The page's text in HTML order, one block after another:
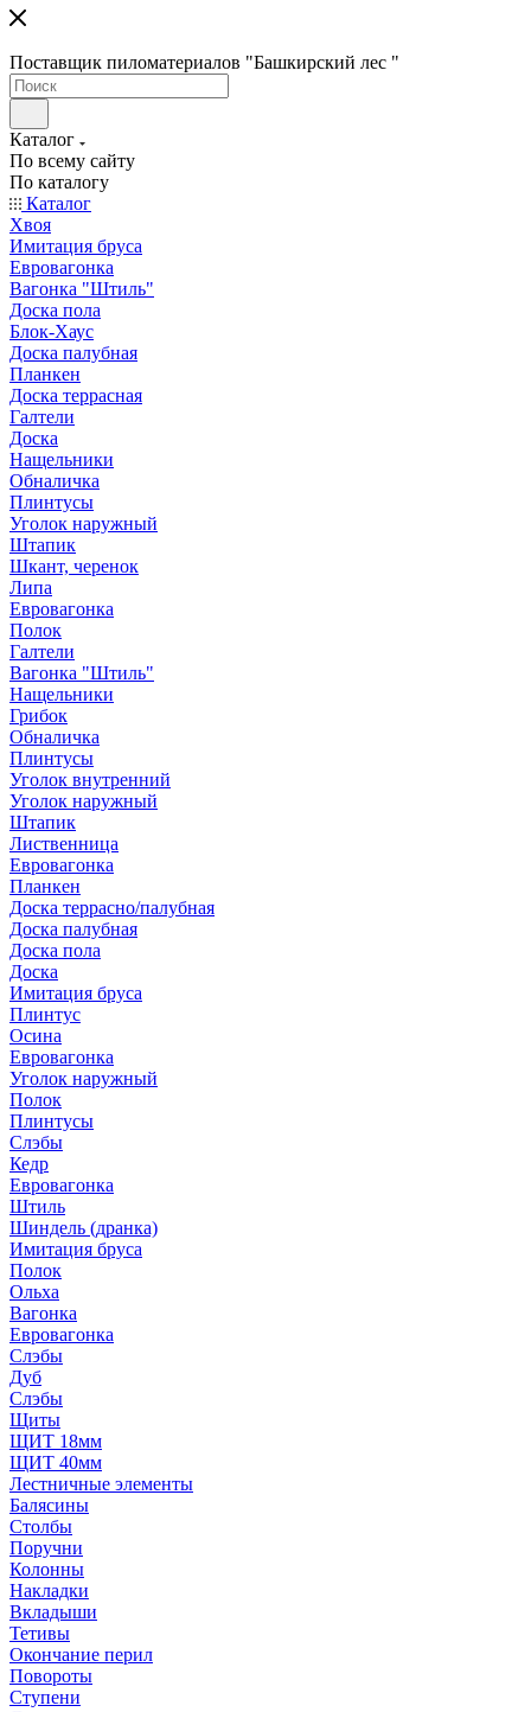
Поставщик пиломатериалов "Башкирский лес "
Каталог
По всему сайту
По каталогу
Каталог
Хвоя
Имитация бруса
Евровагонка
Вагонка "Штиль"
Доска пола
Блок-Хаус
Доска палубная
Планкен
Доска террасная
Галтели
Доска
Нащельники
Обналичка
Плинтусы
Уголок наружный
Штапик
Шкант, черенок
Липа
Евровагонка
Полок
Галтели
Вагонка "Штиль"
Нащельники
Грибок
Обналичка
Плинтусы
Уголок внутренний
Уголок наружный
Штапик
Лиственница
Евровагонка
Планкен
Доска террасно/палубная
Доска палубная
Доска пола
Доска
Имитация бруса
Плинтус
Осина
Евровагонка
Уголок наружный
Полок
Плинтусы
Слэбы
Кедр
Евровагонка
Штиль
Шиндель (дранка)
Имитация бруса
Полок
Ольха
Вагонка
Евровагонка
Слэбы
Дуб
Слэбы
Щиты
ЩИТ 18мм
ЩИТ 40мм
Лестничные элементы
Балясины
Столбы
Поручни
Колонны
Накладки
Вкладыши
Тетивы
Окончание перил
Повороты
Ступени